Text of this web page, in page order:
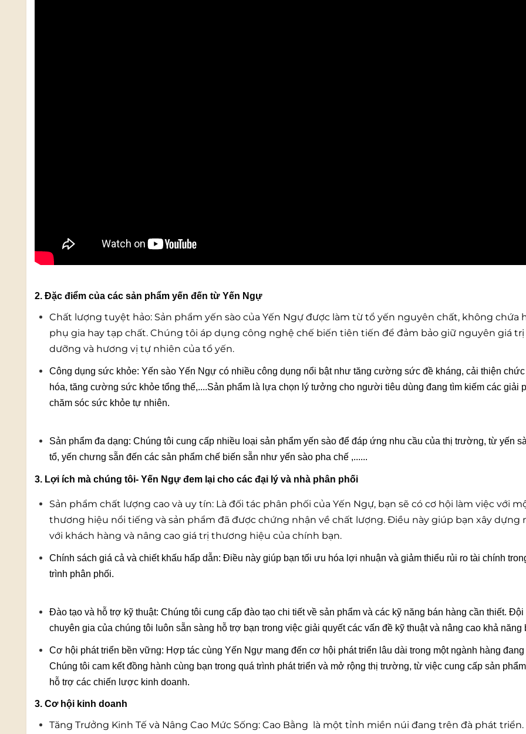
2. Đặc điểm của các sản phẩm yến đến từ Yến Ngự
Chất lượng tuyệt hảo: Sản phẩm yến sào của Yến Ngự được làm từ tổ yến nguyên chất, không chứa
phụ gia hay tạp chất. Chúng tôi áp dụng công nghệ chế biến tiên tiến để đảm bảo giữ nguyên giá
dưỡng và hương vị tự nhiên của tổ yến.
Công dụng sức khỏe: Yến sào Yến Ngự có nhiều công dụng nổi bật như tăng cường sức đề kháng, cải thiện
hóa, tăng cường sức khỏe tổng thể,....Sản phẩm là lựa chọn lý tưởng cho người tiêu dùng đang tìm kiếm các giải
chăm sóc sức khỏe tự nhiên.
Sản phẩm đa dạng: Chúng tôi cung cấp nhiều loại sản phẩm yến sào để đáp ứng nhu cầu của thị trường, từ yến
tổ, yến chưng sẵn đến các sản phẩm chế biến sẵn như yến sào pha chế ,......
3. Lợi ích mà chúng tôi- Yến Ngự đem lại cho các đại lý và nhà phân phối
Sản phẩm chất lượng cao và uy tín: Là đối tác phân phối của Yến Ngự, bạn sẽ có cơ hội làm việc với
thương hiệu nổi tiếng và sản phẩm đã được chứng nhận về chất lượng. Điều này giúp bạn xây dựng
với khách hàng và nâng cao giá trị thương hiệu của chính bạn.
Chính sách giá cả và chiết khấu hấp dẫn: Điều này giúp bạn tối ưu hóa lợi nhuận và giảm thiểu rủi ro tài chính
trình phân phối.
Đào tạo và hỗ trợ kỹ thuật: Chúng tôi cung cấp đào tạo chi tiết về sản phẩm và các kỹ năng bán hàng cần thiết. Đội
chuyên gia của chúng tôi luôn sẵn sàng hỗ trợ bạn trong việc giải quyết các vấn đề kỹ thuật và nâng cao khả năng
Cơ hội phát triển bền vững: Hợp tác cùng Yến Ngự mang đến cơ hội phát triển lâu dài trong một ngành hàng
Chúng tôi cam kết đồng hành cùng bạn trong quá trình phát triển và mở rộng thị trường, từ việc cung cấp sản
hỗ trợ các chiến lược kinh doanh.
3. Cơ hội kinh doanh
Tăng Trưởng Kinh Tế và Nâng Cao Mức Sống: Cao Bằng là một tỉnh miền núi đang trên đà phát triển.